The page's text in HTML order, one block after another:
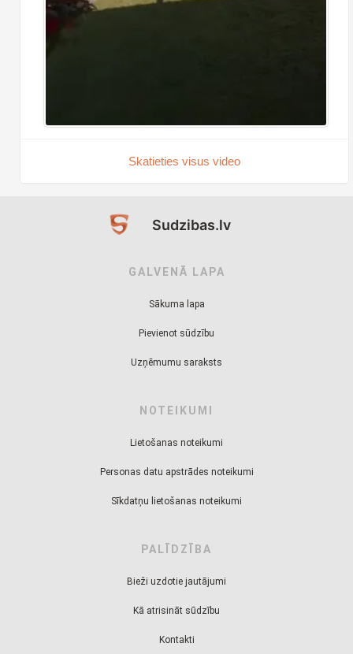
Skatieties visus video
Sudzibas.lv
GALVENĀ LAPA
Sākuma lapa
Pievienot sūdzību
Uzņēmumu saraksts
NOTEIKUMI
Lietošanas noteikumi
Personas datu apstrādes noteikumi
Sīkdatņu lietošanas noteikumi
PALĪDZĪBA
Bieži uzdotie jautājumi
Kā atrisināt sūdzību
Kontakti